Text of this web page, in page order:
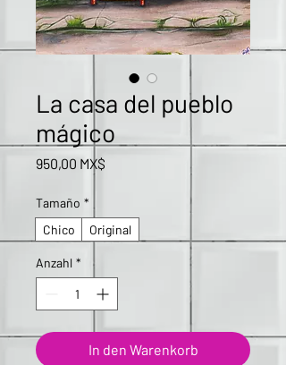
La casa del pueblo
mágico
950,00 MX$
Tamaño *
Chico
Original
Anzahl *
In den Warenkorb